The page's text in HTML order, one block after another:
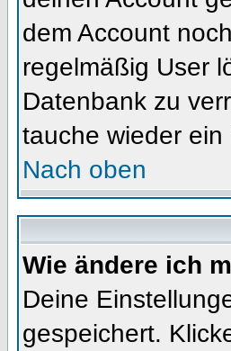
dem Account
regelmäßig User
Datenbank zu
tauche wieder
Nach oben
Wie ändere ich
Deine
gespeichert.